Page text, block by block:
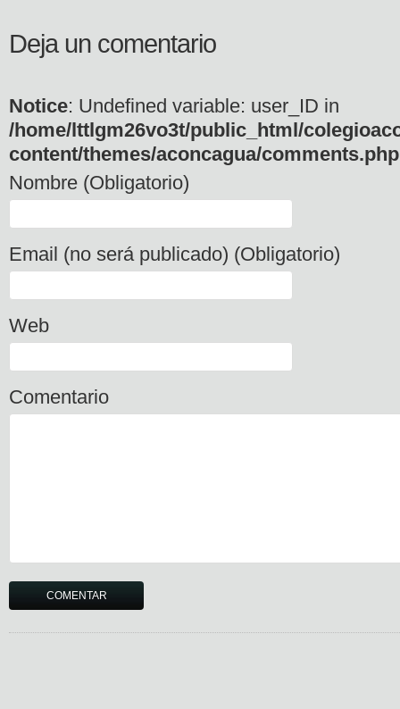
Deja un comentario
Notice: Undefined variable: user_ID in
/home/lttlgm26vo3t/public_html/
content/themes/aconcagua/comments.php
Nombre (Obligatorio)
Email (no será publicado) (Obligatorio)
Web
Comentario